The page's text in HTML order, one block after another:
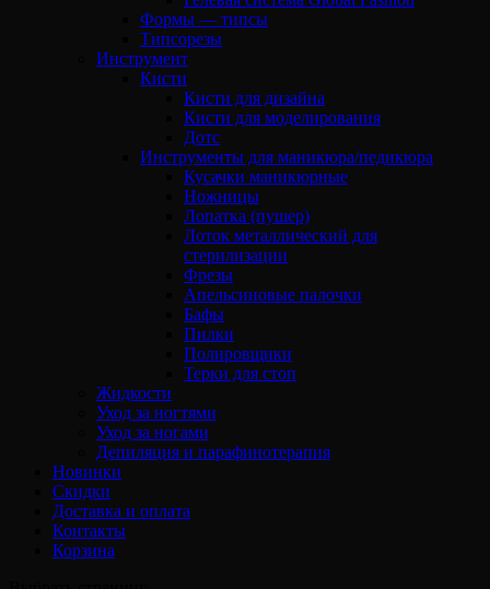
Формы — типсы
Типсорезы
Инструмент
Кисти
Кисти для дизайна
Кисти для моделирования
Дотс
Инструменты для маникюра/педикюра
Кусачки маникюрные
Ножницы
Лопатка (пушер)
Лоток металлический для
стерилизации
Фрезы
Апельсиновые палочки
Бафы
Пилки
Полировщики
Терки для стоп
Жидкости
Уход за ногтями
Уход за ногами
Депиляция и парафинотерапия
Новинки
Скидки
Доставка и оплата
Контакты
Корзина